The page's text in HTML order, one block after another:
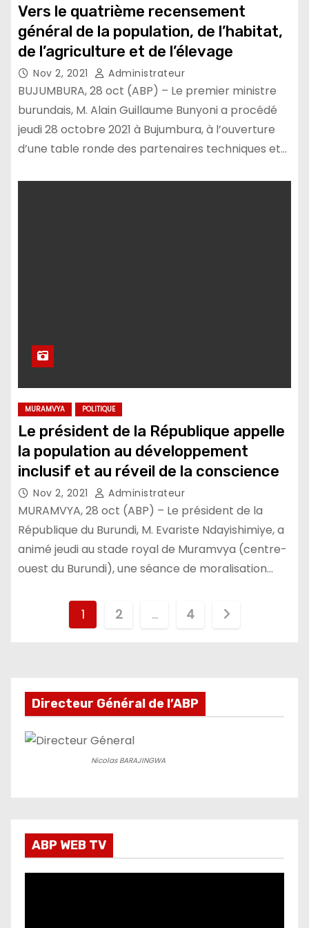
Vers le quatrième recensement
général de la population, de l’habitat,
de l’agriculture et de l’élevage
Nov 2, 2021 Administrateur
BUJUMBURA, 28 oct (ABP) – Le premier ministre
burundais, M. Alain Guillaume Bunyoni a procédé
jeudi 28 octobre 2021 à Bujumbura, à l’ouverture
d’une table ronde des partenaires techniques et…
MURAMVYA POLITIQUE
Le président de la République appelle
la population au développement
inclusif et au réveil de la conscience
Nov 2, 2021 Administrateur
MURAMVYA, 28 oct (ABP) – Le président de la
République du Burundi, M. Evariste Ndayishimiye, a
animé jeudi au stade royal de Muramvya (centre-
ouest du Burundi), une séance de moralisation…
Pagination
1 2 … 4
Directeur Général de l’ABP
Nicolas BARAJINGWA
ABP WEB TV